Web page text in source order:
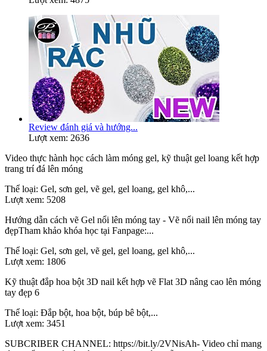
Review đánh giá và hướng...
Lượt xem: 2636
Video thực hành học cách làm móng gel, kỹ thuật gel loang kết hợp
trang trí đá lên móng
Thể loại: Gel, sơn gel, vẽ gel, gel loang, gel khô,...
Lượt xem: 5208
Hướng dẫn cách vẽ Gel nổi lên móng tay - Vẽ nổi nail lên móng tay
đẹpTham khảo khóa học tại Fanpage:...
Thể loại: Gel, sơn gel, vẽ gel, gel loang, gel khô,...
Lượt xem: 1806
Kỹ thuật đắp hoa bột 3D nail kết hợp vẽ Flat 3D nâng cao lên móng
tay đẹp 6
Thể loại: Đắp bột, hoa bột, búp bê bột,...
Lượt xem: 3451
SUBCRIBER CHANNEL: https://bit.ly/2VNisAh- Video chỉ mang